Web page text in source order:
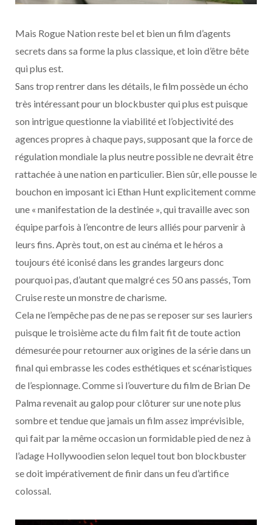
Mais Rogue Nation reste bel et bien un film d’agents
secrets dans sa forme la plus classique, et loin d’être bête
qui plus est.
Sans trop rentrer dans les détails, le film possède un écho
très intéressant pour un blockbuster qui plus est puisque
son intrigue questionne la viabilité et l’objectivité des
agences propres à chaque pays, supposant que la force de
régulation mondiale la plus neutre possible ne devrait être
rattachée à une nation en particulier. Bien sûr, elle pousse le
bouchon en imposant ici Ethan Hunt explicitement comme
une « manifestation de la destinée », qui travaille avec son
équipe parfois à l’encontre de leurs alliés pour parvenir à
leurs fins. Après tout, on est au cinéma et le héros a
toujours été iconisé dans les grandes largeurs donc
pourquoi pas, d’autant que malgré ces 50 ans passés, Tom
Cruise reste un monstre de charisme.
Cela ne l’empêche pas de ne pas se reposer sur ses lauriers
puisque le troisième acte du film fait fit de toute action
démesurée pour retourner aux origines de la série dans un
final qui embrasse les codes esthétiques et scénaristiques
de l’espionnage. Comme si l’ouverture du film de Brian De
Palma revenait au galop pour clôturer sur une note plus
sombre et tendue que jamais un film assez imprévisible,
qui fait par la même occasion un formidable pied de nez à
l’adage Hollywoodien selon lequel tout bon blockbuster
se doit impérativement de finir dans un feu d’artifice
colossal.